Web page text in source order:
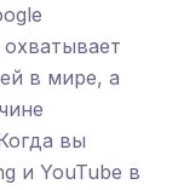
в мире, а
вы
и YouTube в